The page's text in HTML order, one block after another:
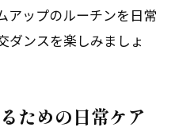
アップのルーチンを日常
ダンスを楽しみましょ
ための日常ケア